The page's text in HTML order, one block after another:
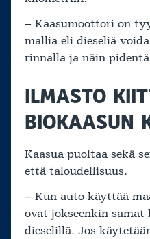
– Kaasumoottori on
mallia eli dieseliä
rinnalla ja näin
ILMASTO
BIOKAASUN
Kaasua puoltaa sekä
että taloudellisuus.
– Kun auto käyttää
ovat jokseenkin
dieselillä. Jos